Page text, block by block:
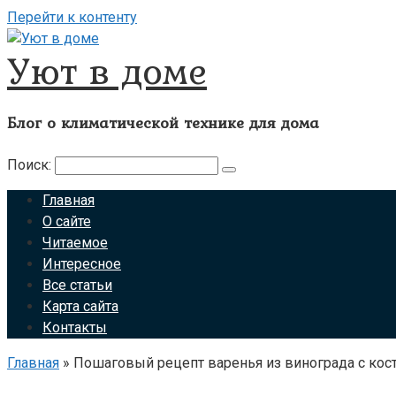
Перейти к контенту
Уют в доме
Блог о климатической технике для дома
Поиск:
Главная
О сайте
Читаемое
Интересное
Все статьи
Карта сайта
Контакты
Главная » Пошаговый рецепт варенья из винограда с